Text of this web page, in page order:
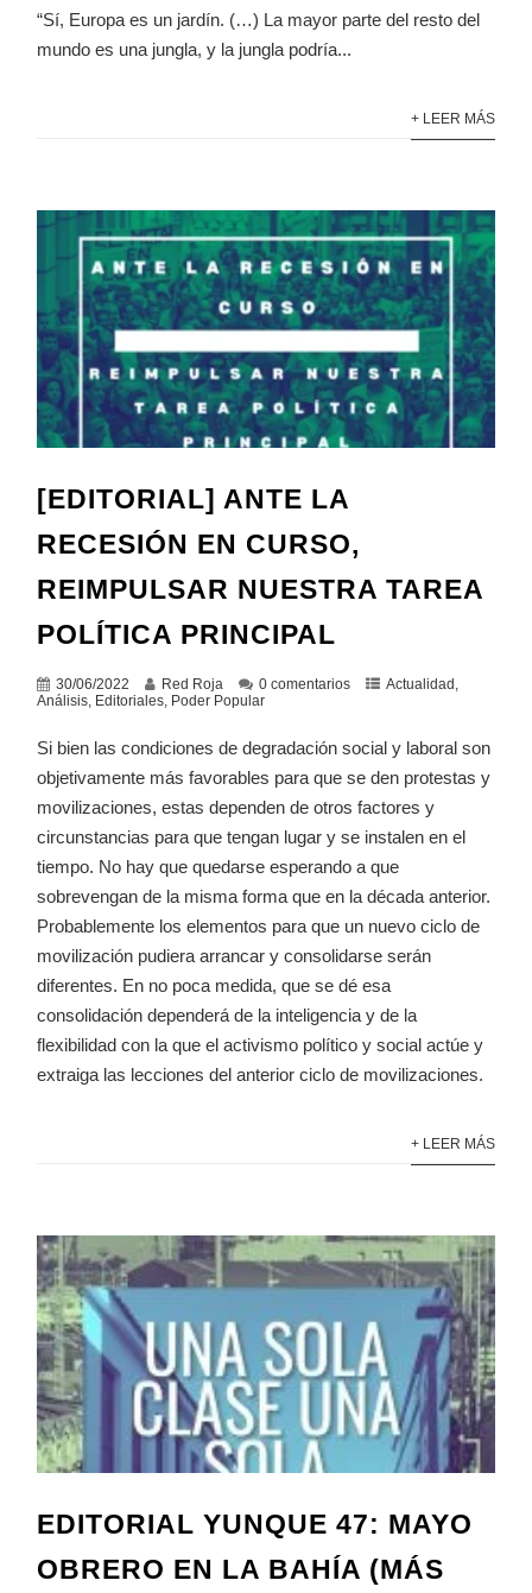
“Sí, Europa es un jardín. (…) La mayor parte del resto del
mundo es una jungla, y la jungla podría...
+ LEER MÁS
[EDITORIAL] ANTE LA
RECESIÓN EN CURSO,
REIMPULSAR NUESTRA TAREA
POLÍTICA PRINCIPAL
30/06/2022 Red Roja 0 comentarios Actualidad ,
Análisis, Editoriales, Poder Popular
Si bien las condiciones de degradación social y laboral son
objetivamente más favorables para que se den protestas y
movilizaciones, estas dependen de otros factores y
circunstancias para que tengan lugar y se instalen en el
tiempo. No hay que quedarse esperando a que
sobrevengan de la misma forma que en la década anterior.
Probablemente los elementos para que un nuevo ciclo de
movilización pudiera arrancar y consolidarse serán
diferentes. En no poca medida, que se dé esa
consolidación dependerá de la inteligencia y de la
flexibilidad con la que el activismo político y social actúe y
extraiga las lecciones del anterior ciclo de movilizaciones.
+ LEER MÁS
EDITORIAL YUNQUE 47: MAYO
OBRERO EN LA BAHÍA (MÁS